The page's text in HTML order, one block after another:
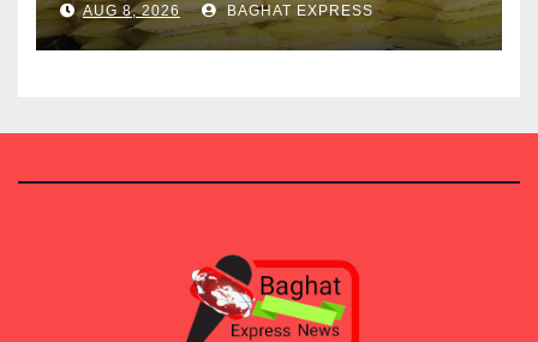
AUG 8, 2026 BAGHAT EXPRESS